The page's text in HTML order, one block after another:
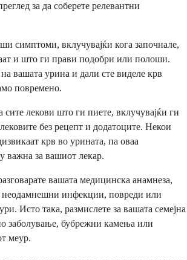
за да соберете релевантни
симптоми, вклучувајќи кога започнале,
и што ги прави подобри или полоши.
на вашата урина и дали сте виделе крв
повремено.
сите лекови што ги пиете, вклучувајќи ги
без рецепт и додатоците. Некои
крв во урината, па оваа
важна за вашиот лекар.
вашата медицинска анамнеза,
неодамнешни инфекции, повреди или
Исто така, размислете за вашата семејна
заболување, бубрежни камења или
меур.